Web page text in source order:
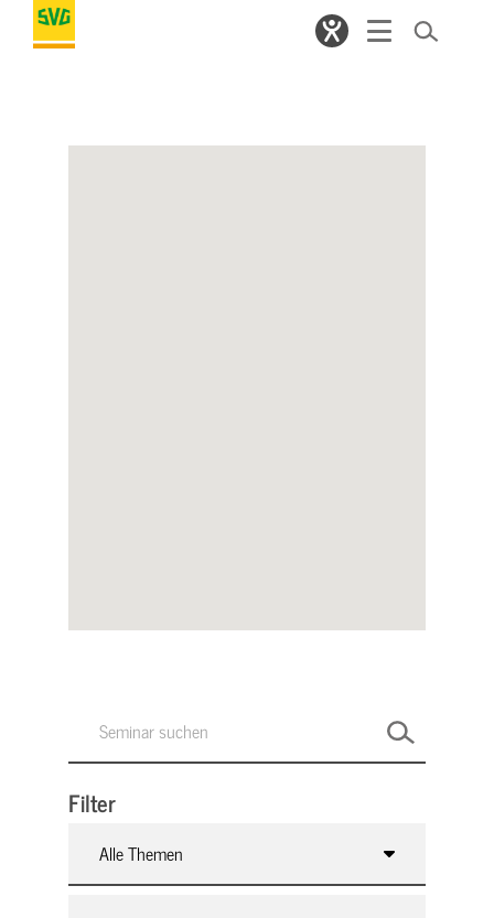
Filter
Alle Themen